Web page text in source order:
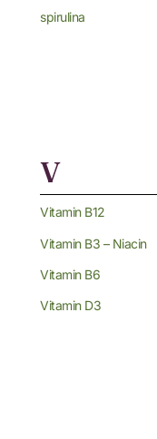
spirulina
V
Vitamin B12
Vitamin B3 – Niacin
Vitamin B6
Vitamin D3